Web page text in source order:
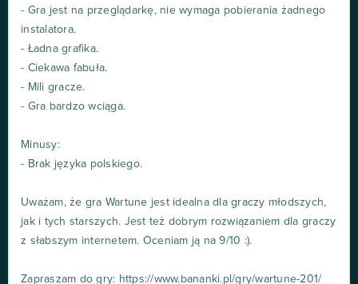
- Gra jest na przeglądarkę, nie wymaga pobierania żadnego
instalatora.
- Ładna grafika.
- Ciekawa fabuła.
- Mili gracze.
- Gra bardzo wciąga.
Minusy:
- Brak języka polskiego.
Uważam, że gra Wartune jest idealna dla graczy młodszych,
jak i tych starszych. Jest też dobrym rozwiązaniem dla graczy
z słabszym internetem. Oceniam ją na 9/10 :).
Zapraszam do gry: https://www.bananki.pl/gry/wartune-201/